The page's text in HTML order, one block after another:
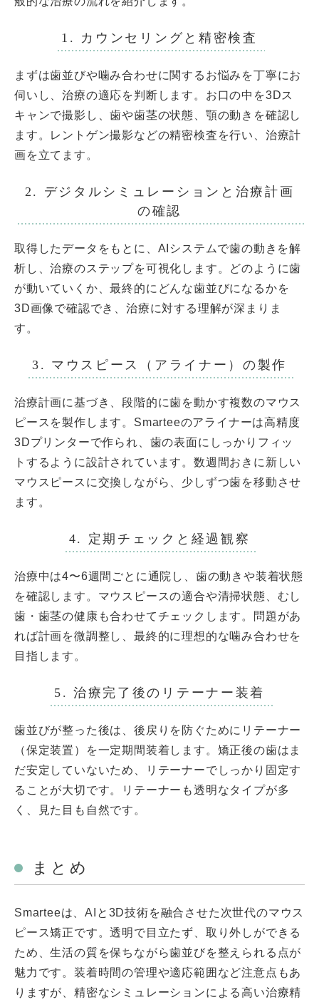
1. カウンセリングと精密検査
まずは歯並びや噛み合わせに関するお悩みを丁寧にお
伺いし、治療の適応を判断します。お口の中を3Dス
キャンで撮影し、歯や歯茎の状態、顎の動きを確認し
ます。レントゲン撮影などの精密検査を行い、治療計
画を立てます。
2. デジタルシミュレーションと治療計画
の確認
取得したデータをもとに、AIシステムで歯の動きを解
析し、治療のステップを可視化します。どのように歯
が動いていくか、最終的にどんな歯並びになるかを
3D画像で確認でき、治療に対する理解が深まりま
す。
3. マウスピース（アライナー）の製作
治療計画に基づき、段階的に歯を動かす複数のマウス
ピースを製作します。Smarteeのアライナーは高精度
3Dプリンターで作られ、歯の表面にしっかりフィッ
トするように設計されています。数週間おきに新しい
マウスピースに交換しながら、少しずつ歯を移動させ
ます。
4. 定期チェックと経過観察
治療中は4〜6週間ごとに通院し、歯の動きや装着状態
を確認します。マウスピースの適合や清掃状態、むし
歯・歯茎の健康も合わせてチェックします。問題があ
れば計画を微調整し、最終的に理想的な噛み合わせを
目指します。
5. 治療完了後のリテーナー装着
歯並びが整った後は、後戻りを防ぐためにリテーナー
（保定装置）を一定期間装着します。矯正後の歯はま
だ安定していないため、リテーナーでしっかり固定す
ることが大切です。リテーナーも透明なタイプが多
く、見た目も自然です。
まとめ
Smarteeは、AIと3D技術を融合させた次世代のマウス
ピース矯正です。透明で目立たず、取り外しができる
ため、生活の質を保ちながら歯並びを整えられる点が
魅力です。装着時間の管理や適応範囲など注意点もあ
りますが、精密なシミュレーションによる高い治療精